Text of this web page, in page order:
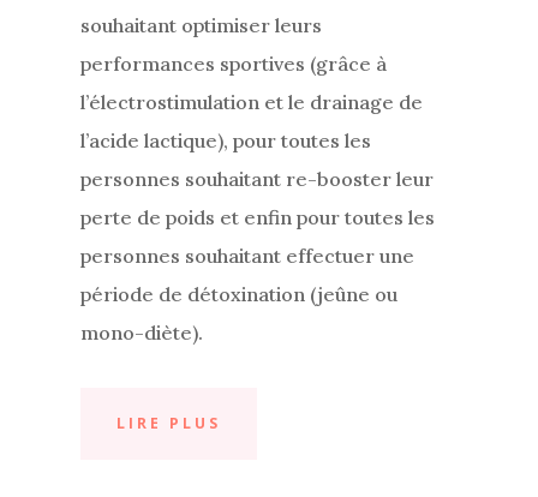
souhaitant optimiser leurs
performances sportives (grâce à
l’électrostimulation et le drainage de
l’acide lactique), pour toutes les
personnes souhaitant re-booster leur
perte de poids et enfin pour toutes les
personnes souhaitant effectuer une
période de détoxination (jeûne ou
mono-diète).
LIRE PLUS